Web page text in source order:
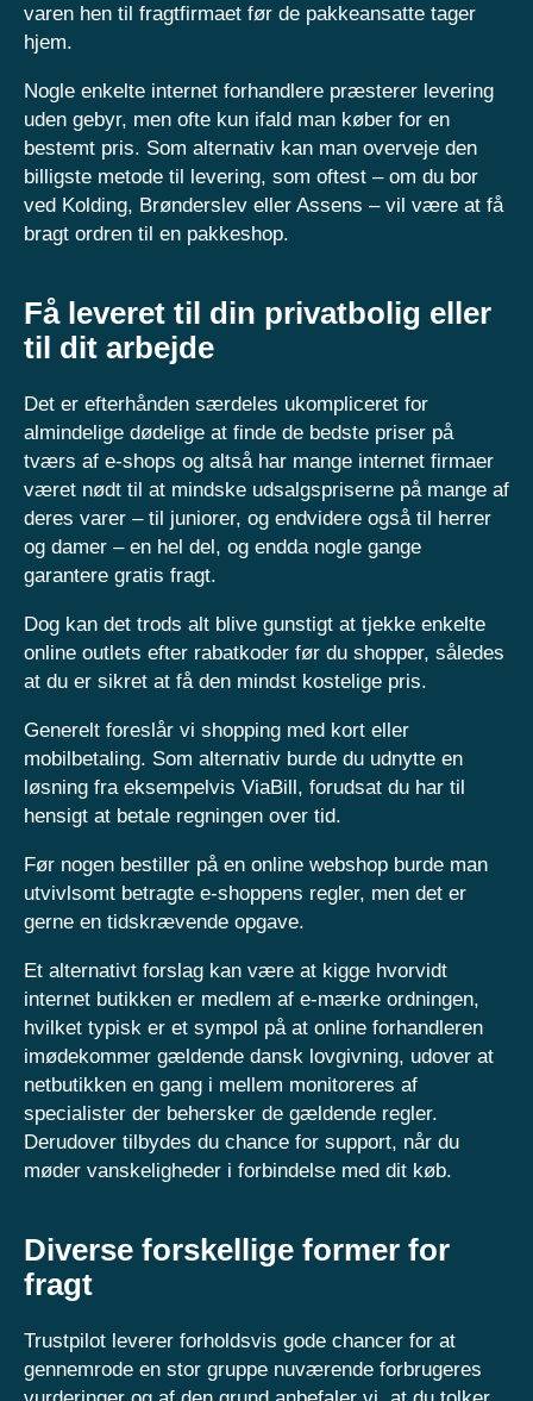
varen hen til fragtfirmaet før de pakkeansatte tager
hjem.
Nogle enkelte internet forhandlere præsterer levering
uden gebyr, men ofte kun ifald man køber for en
bestemt pris. Som alternativ kan man overveje den
billigste metode til levering, som oftest – om du bor
ved Kolding, Brønderslev eller Assens – vil være at få
bragt ordren til en pakkeshop.
Få leveret til din privatbolig eller
til dit arbejde
Det er efterhånden særdeles ukompliceret for
almindelige dødelige at finde de bedste priser på
tværs af e-shops og altså har mange internet firmaer
været nødt til at mindske udsalgspriserne på mange af
deres varer – til juniorer, og endvidere også til herrer
og damer – en hel del, og endda nogle gange
garantere gratis fragt.
Dog kan det trods alt blive gunstigt at tjekke enkelte
online outlets efter rabatkoder før du shopper, således
at du er sikret at få den mindst kostelige pris.
Generelt foreslår vi shopping med kort eller
mobilbetaling. Som alternativ burde du udnytte en
løsning fra eksempelvis ViaBill, forudsat du har til
hensigt at betale regningen over tid.
Før nogen bestiller på en online webshop burde man
utvivlsomt betragte e-shoppens regler, men det er
gerne en tidskrævende opgave.
Et alternativt forslag kan være at kigge hvorvidt
internet butikken er medlem af e-mærke ordningen,
hvilket typisk er et sympol på at online forhandleren
imødekommer gældende dansk lovgivning, udover at
netbutikken en gang i mellem monitoreres af
specialister der behersker de gældende regler.
Derudover tilbydes du chance for support, når du
møder vanskeligheder i forbindelse med dit køb.
Diverse forskellige former for
fragt
Trustpilot leverer forholdsvis gode chancer for at
gennemrode en stor gruppe nuværende forbrugeres